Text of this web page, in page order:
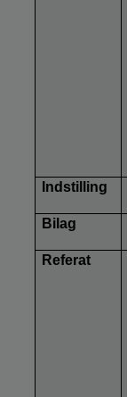
Indstilling
Bilag
Referat